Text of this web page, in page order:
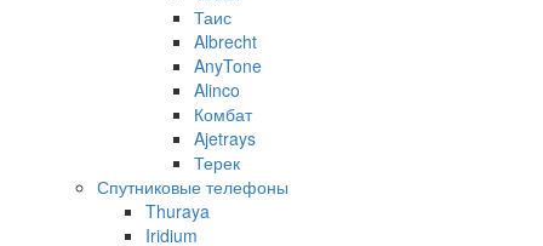
Таис
Albrecht
AnyTone
Alinco
Комбат
Ajetrays
Терек
Спутниковые телефоны
Thuraya
Iridium